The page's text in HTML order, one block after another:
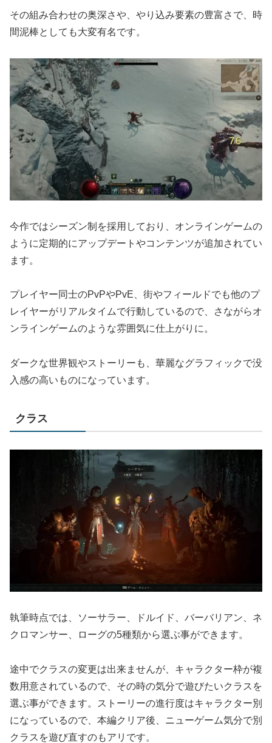
その組み合わせの奥深さや、やり込み要素の豊富さで、時
間泥棒としても大変有名です。
今作ではシーズン制を採用しており、オンラインゲームの
ように定期的にアップデートやコンテンツが追加されてい
ます。
プレイヤー同士のPvPやPvE、街やフィールドでも他のプ
レイヤーがリアルタイムで行動しているので、さながらオ
ンラインゲームのような雰囲気に仕上がりに。
ダークな世界観やストーリーも、華麗なグラフィックで没
入感の高いものになっています。
クラス
執筆時点では、ソーサラー、ドルイド、バーバリアン、ネ
クロマンサー、ローグの5種類から選ぶ事ができます。
途中でクラスの変更は出来ませんが、キャラクター枠が複
数用意されているので、その時の気分で遊びたいクラスを
選ぶ事ができます。ストーリーの進行度はキャラクター別
になっているので、本編クリア後、ニューゲーム気分で別
クラスを遊び直すのもアリです。